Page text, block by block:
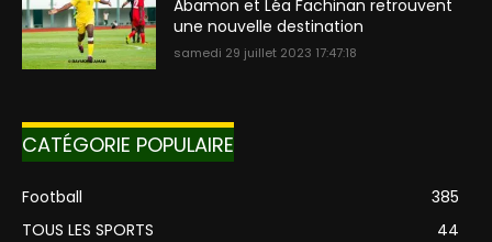
Abamon et Léa Fachinan retrouvent
une nouvelle destination
samedi 29 juillet 2023 17:47:18
CATÉGORIE POPULAIRE
Football
385
TOUS LES SPORTS
44